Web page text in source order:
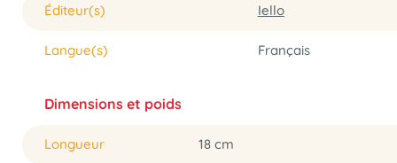
Éditeur(s) Iello
Langue(s) Français
Dimensions et poids
Longueur 18 cm